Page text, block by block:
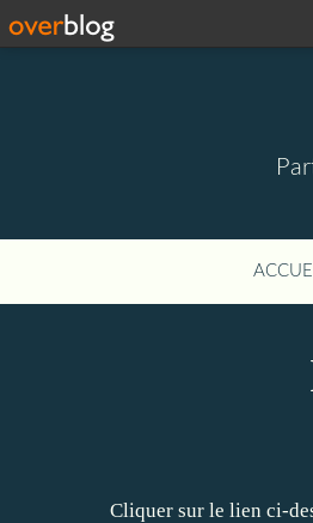
Cliquer sur le lien ci-